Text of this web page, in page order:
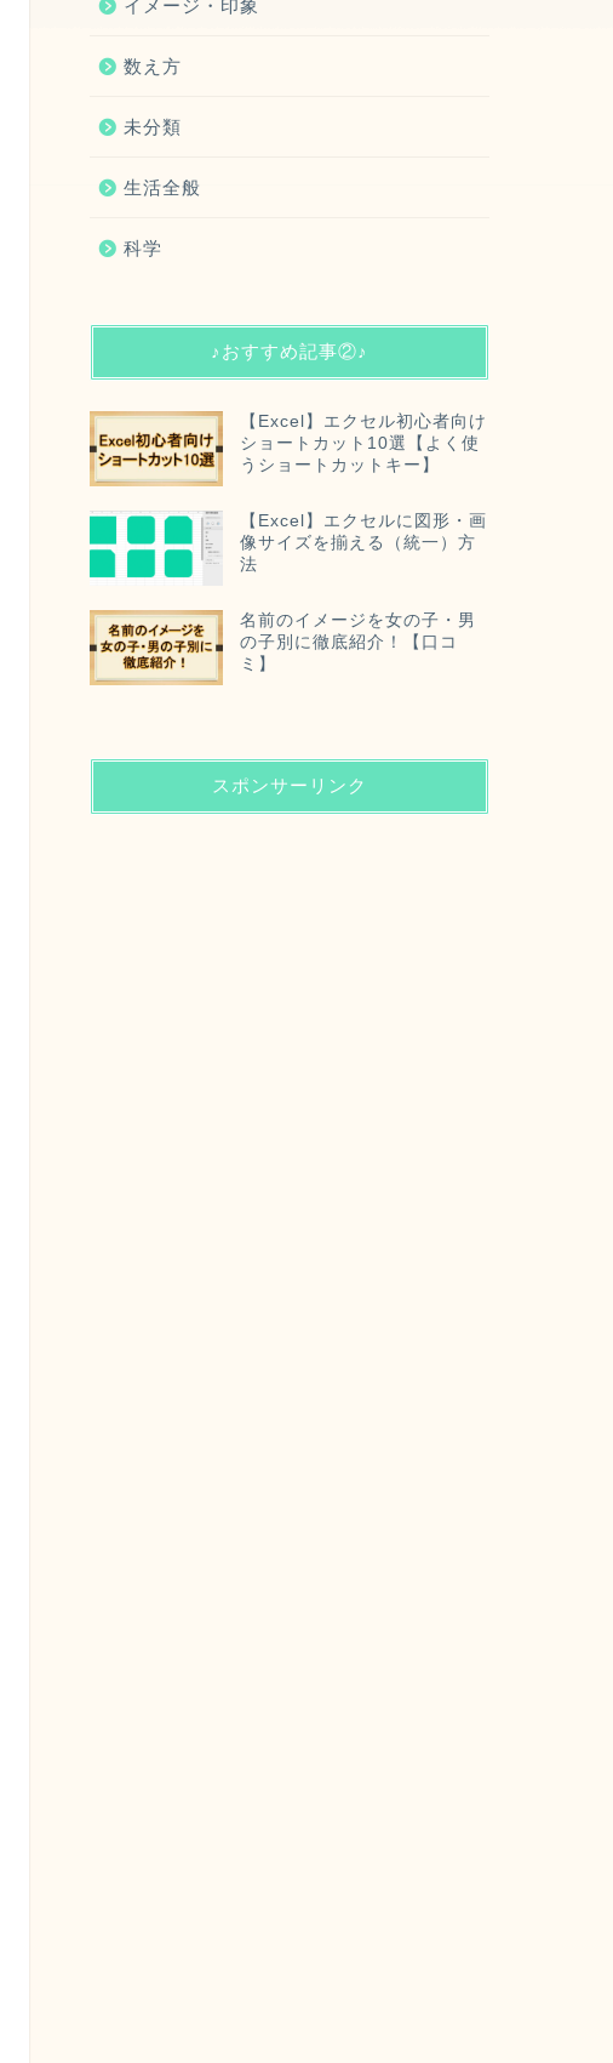
イメージ・印象
数え方
未分類
生活全般
科学
♪おすすめ記事②♪
【Excel】エクセル初心者向け
ショートカット10選【よく使
うショートカットキー】
【Excel】エクセルに図形・画
像サイズを揃える（統一）方
法
名前のイメージを女の子・男
の子別に徹底紹介！【口コ
ミ】
スポンサーリンク